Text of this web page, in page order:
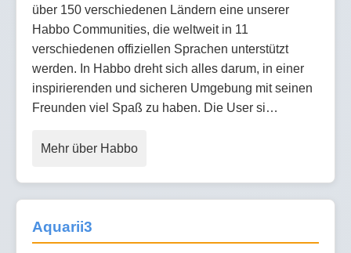
über 150 verschiedenen Ländern eine unserer
Habbo Communities, die weltweit in 11
verschiedenen offiziellen Sprachen unterstützt
werden. In Habbo dreht sich alles darum, in einer
inspirierenden und sicheren Umgebung mit seinen
Freunden viel Spaß zu haben. Die User si…
Mehr über Habbo
Aquarii3